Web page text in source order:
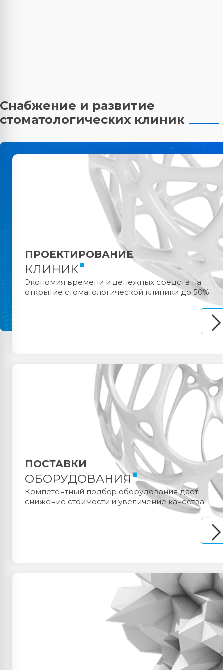
Снабжение и развитие
стоматологических клиник
ПРОЕКТИРОВАНИЕ
КЛИНИК
Экономия времени и денежных средств на
открытие стоматологической клиники до 50%
ПОСТАВКИ
ОБОРУДОВАНИЯ
Компетентный подбор оборудования даёт
снижение стоимости и увеличение качества